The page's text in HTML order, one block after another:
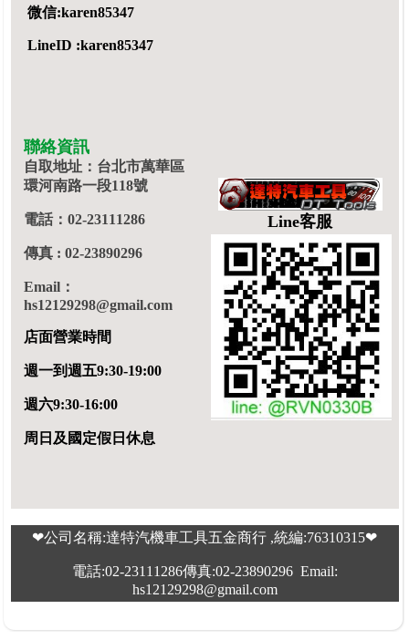
微信:karen85347
LineID :karen85347
聯絡資訊
自取地址：台北市萬華區
環河南路一段118號
電話：02-23111286
傳真 : 02-23890296
Email：
hs12129298@gmail.com
店面營業時間
週一到週五9:30-19:00
週六9:30-16:00
周日及國定假日休息
Line客服
❤公司名稱:達特汽機車工具五金商行 ,統編:76310315❤
電話:02-23111286傳真:02-23890296 Email:
hs12129298@gmail.com